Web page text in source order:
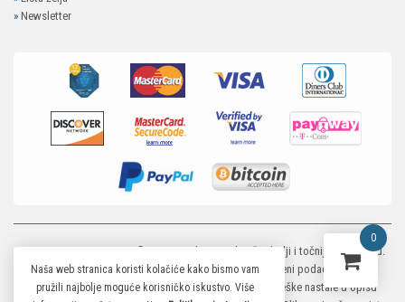
» Newsletter
MP-ELEKTRONIKA SHOP© 2026. Trudimo se dati što bolji i točniji opis i sliku.
Unatoč tome, ne možemo garantirati da su svi navedeni podaci i slike u
potpunosti točni. Ne odgovaramo za eventualne pogreške nastale u opisu
0
Naša web stranica koristi kolačiće kako bismo vam
pružili najbolje moguće korisničko iskustvo. Više